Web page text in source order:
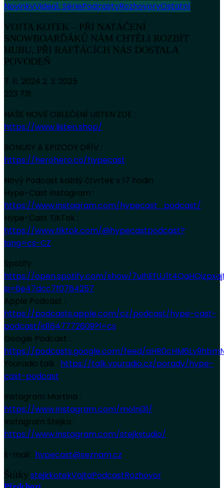
NovinkyVidea1. SériePodcastyRozhovoryOstatní
VOJTA KOTEK – PŘI NATÁČENÍ
SNOWBOARĎÁKŮ NÁM CHTĚLI ROZBÍT
HUBU, PŘI RAFŤÁCÍCH NÁS DOSTALA
POVODEŇ
7. 11. 2024 2. 3. 2025
223 731
NAŠE NOVÉ OBLEČENÍ LISTEN ZDE :
https://www.listen.shop/
BONUSY A EPIZODY DŘÍV :
https://herohero.co/hypecast
Nový Podcast každý čtvrtek v 17 hodin
Hype-Cast Instagram :
https://www.instagram.com/hypecast_podcast/
Hype-Cast TikTok :
https://www.tiktok.com/@hypecastpodcast?
lang=cs-CZ
Spotify :
https://open.spotify.com/show/
si=6e47dcc7f0764257
Apple Podcast :
https://podcasts.apple.com/cz/podcast/hype-cast-
podcast/id1647772609?l=cs
Google Podcast :
https://podcasts.google.com/feed/
Youradio talk : https://talk.youradio.cz/porady/hype-
cast-podcast
Instagram Martina :
https://www.instagram.com/molni31/
Instagram Stejka :
https://www.instagram.com/stejkstudio/
E-mail : hypecast@seznam.cz
Štítky stejkkotekVojtaPodcastRozhovor